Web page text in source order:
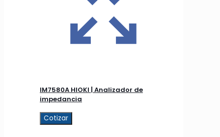
IM7580A HIOKI | Analizador de
impedancia
Cotizar